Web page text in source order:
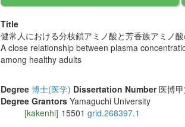
Title
健常人における分枝鎖アミノ酸と芳香族アミノ
A close relationship between plasma
among healthy adults
Degree 博士(医学) Dissertation Number 医博
Degree Grantors Yamaguchi University
[kakenhi] 15501 grid.268397.1